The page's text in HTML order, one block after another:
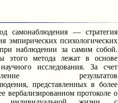
— стратегия
эмпирических психологических
наблюдении за самим собой.
этого метода лежат в основе
исследования. За счет
результатов
представленных в более
вербализированном протоколе о